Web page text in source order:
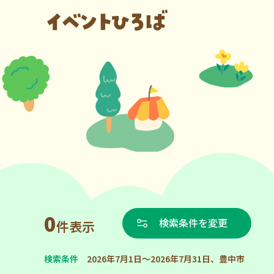
0件表示 検索条件を変更
検索条件 2026年7月1日～2026年7月31日、豊中市